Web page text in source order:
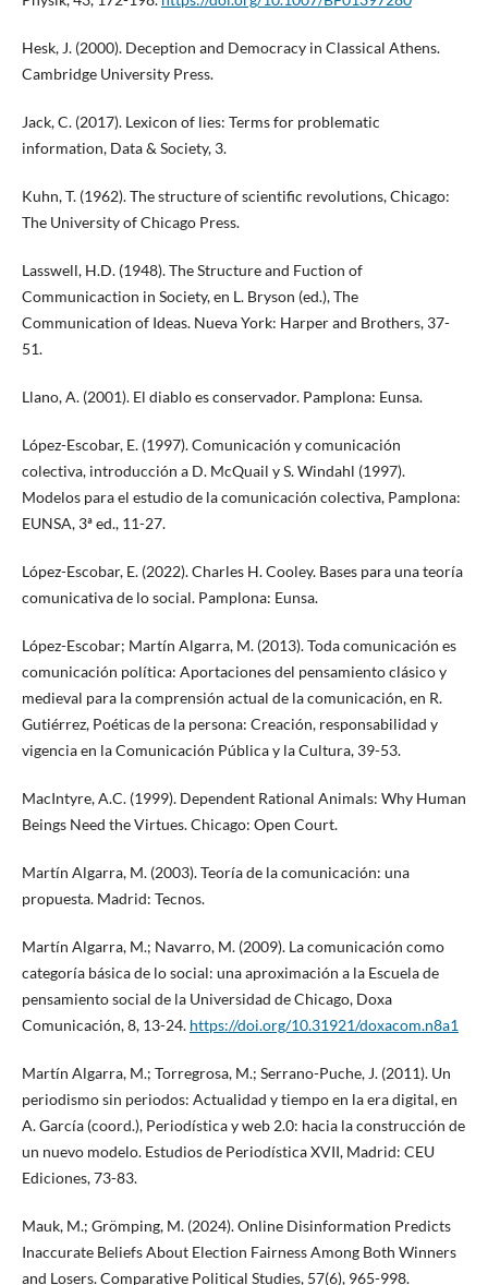
Hesk, J. (2000). Deception and Democracy in Classical Athens.
Cambridge University Press.
Jack, C. (2017). Lexicon of lies: Terms for problematic
information, Data & Society, 3.
Kuhn, T. (1962). The structure of scientific revolutions, Chicago:
The University of Chicago Press.
Lasswell, H.D. (1948). The Structure and Fuction of
Communicaction in Society, en L. Bryson (ed.), The
Communication of Ideas. Nueva York: Harper and Brothers, 37-
51.
Llano, A. (2001). El diablo es conservador. Pamplona: Eunsa.
López-Escobar, E. (1997). Comunicación y comunicación
colectiva, introducción a D. McQuail y S. Windahl (1997).
Modelos para el estudio de la comunicación colectiva, Pamplona:
EUNSA, 3ª ed., 11-27.
López-Escobar, E. (2022). Charles H. Cooley. Bases para una teoría
comunicativa de lo social. Pamplona: Eunsa.
López-Escobar; Martín Algarra, M. (2013). Toda comunicación es
comunicación política: Aportaciones del pensamiento clásico y
medieval para la comprensión actual de la comunicación, en R.
Gutiérrez, Poéticas de la persona: Creación, responsabilidad y
vigencia en la Comunicación Pública y la Cultura, 39-53.
MacIntyre, A.C. (1999). Dependent Rational Animals: Why Human
Beings Need the Virtues. Chicago: Open Court.
Martín Algarra, M. (2003). Teoría de la comunicación: una
propuesta. Madrid: Tecnos.
Martín Algarra, M.; Navarro, M. (2009). La comunicación como
categoría básica de lo social: una aproximación a la Escuela de
pensamiento social de la Universidad de Chicago, Doxa
Comunicación, 8, 13-24. https://doi.org/10.31921/doxacom.n8a1
Martín Algarra, M.; Torregrosa, M.; Serrano-Puche, J. (2011). Un
periodismo sin periodos: Actualidad y tiempo en la era digital, en
A. García (coord.), Periodística y web 2.0: hacia la construcción de
un nuevo modelo. Estudios de Periodística XVII, Madrid: CEU
Ediciones, 73-83.
Mauk, M.; Grömping, M. (2024). Online Disinformation Predicts
Inaccurate Beliefs About Election Fairness Among Both Winners
and Losers. Comparative Political Studies, 57(6), 965-998.